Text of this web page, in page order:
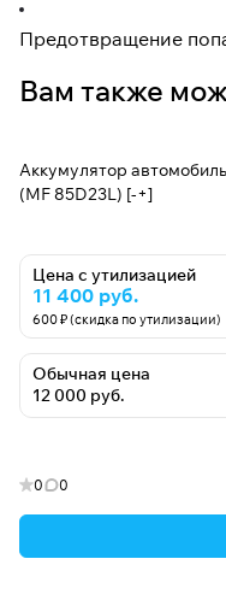
Предотвращение
Вам также
Аккумулятор
(MF 85D23L) [-+]
Цена с утилизацией
11 400 руб.
600 ₽ (скидка по утилизации)
Обычная цена
12 000 руб.
0 0